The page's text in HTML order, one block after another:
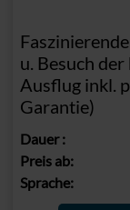
u. Besuch
Ausflug inkl.
Garantie)
Sprache:
Dauer:
Preis ab: